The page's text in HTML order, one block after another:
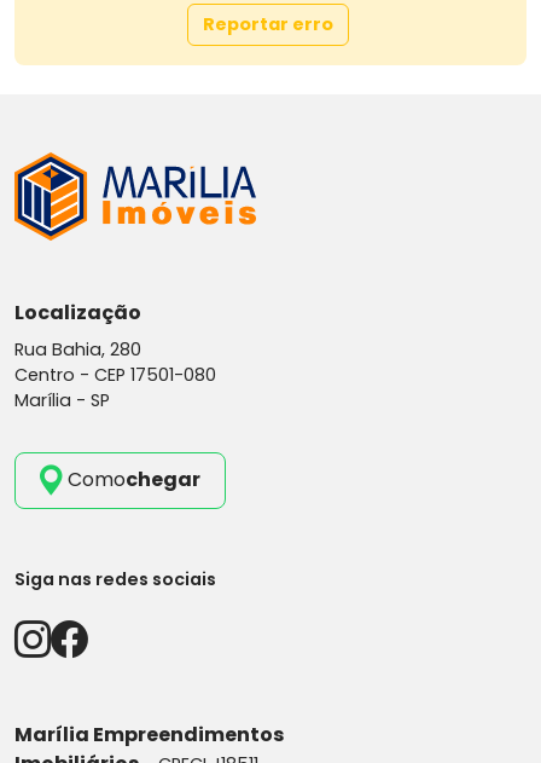
Reportar erro
Localização
Rua Bahia, 280
Centro - CEP 17501-080
Marília - SP
Comochegar
Siga nas redes sociais
Marília Empreendimentos